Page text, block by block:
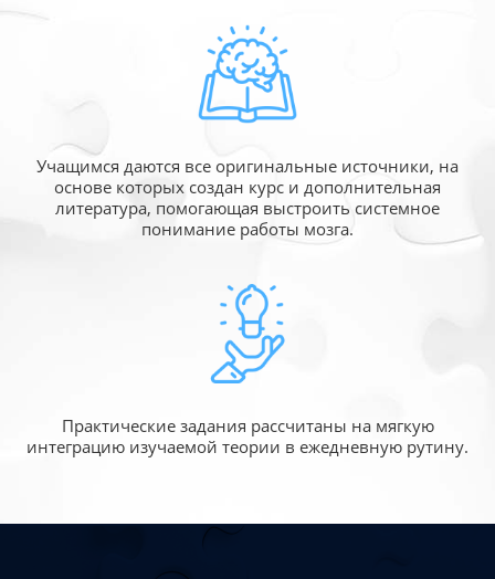
Учащимся даются все оригинальные источники, на
основе которых создан курс и дополнительная
литература, помогающая выстроить системное
понимание работы мозга.
Практические задания рассчитаны на мягкую
интеграцию изучаемой теории в ежедневную рутину.